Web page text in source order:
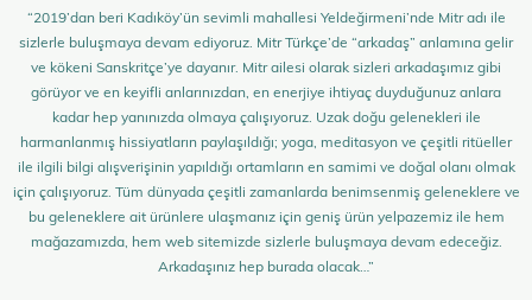
“2019’dan beri Kadıköy’ün sevimli mahallesi Yeldeğirmeni’nde Mitr adı ile
sizlerle buluşmaya devam ediyoruz. Mitr Türkçe’de “arkadaş” anlamına gelir
ve kökeni Sanskritçe’ye dayanır. Mitr ailesi olarak sizleri arkadaşımız gibi
görüyor ve en keyifli anlarınızdan, en enerjiye ihtiyaç duyduğunuz anlara
kadar hep yanınızda olmaya çalışıyoruz. Uzak doğu gelenekleri ile
harmanlanmış hissiyatların paylaşıldığı; yoga, meditasyon ve çeşitli ritüeller
ile ilgili bilgi alışverişinin yapıldığı ortamların en samimi ve doğal olanı olmak
için çalışıyoruz. Tüm dünyada çeşitli zamanlarda benimsenmiş geleneklere ve
bu geleneklere ait ürünlere ulaşmanız için geniş ürün yelpazemiz ile hem
mağazamızda, hem web sitemizde sizlerle buluşmaya devam edeceğiz.
Arkadaşınız hep burada olacak…”